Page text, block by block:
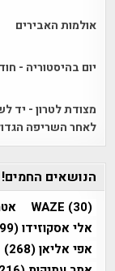
אולמות האבירים
יום בהיסטוריה -
מצודת לטרון - יד
לאחר השריפה
הנושאים החמים!
WAZE (30)
אלי אסקוזידו(99)
אפי אליאן(268)